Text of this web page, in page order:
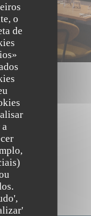
o
de